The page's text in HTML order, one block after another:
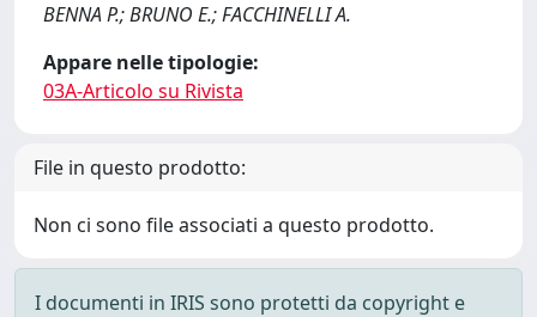
BENNA P.; BRUNO E.; FACCHINELLI A.
Appare nelle tipologie:
03A-Articolo su Rivista
File in questo prodotto:
Non ci sono file associati a questo prodotto.
I documenti in IRIS sono protetti da copyright e